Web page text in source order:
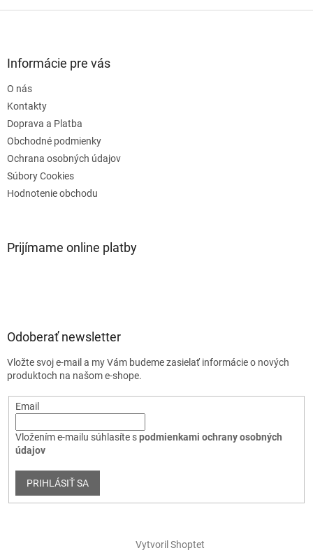
Informácie pre vás
O nás
Kontakty
Doprava a Platba
Obchodné podmienky
Ochrana osobných údajov
Súbory Cookies
Hodnotenie obchodu
Prijímame online platby
Odoberať newsletter
Vložte svoj e-mail a my Vám budeme zasielať informácie o nových
produktoch na našom e-shope.
Email
Vložením e-mailu súhlasíte spodmienkami ochrany osobných
údajov
PRIHLÁSIŤ SA
Vytvoril Shoptet